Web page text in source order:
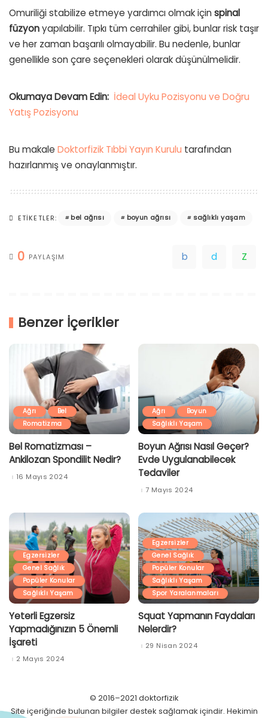
Omuriliği stabilize etmeye yardımcı olmak için spinal
füzyonyapılabilir. Tıpkı tüm cerrahiler gibi, bunlar risk taşır
ve her zaman başarılı olmayabilir. Bu nedenle, bunlar
genellikle son çare seçenekleri olarak düşünülmelidir.
Okumaya Devam Edin: İdeal Uyku Pozisyonu ve Doğru
Yatış Pozisyonu
Bu makale Doktorfizik Tıbbi Yayın Kurulu tarafından
hazırlanmış ve onaylanmıştır.
ETIKETLER: bel ağrısı boyun ağrısı sağlıklı yaşam
0 PAYLAŞIM
Benzer İçerikler
Ağrı
Bel
Romatizma
Bel Romatizması –
Ankilozan Spondilit Nedir?
16 Mayıs 2024
Ağrı
Boyun
Sağlıklı Yaşam
Boyun Ağrısı Nasıl Geçer?
Evde Uygulanabilecek
Tedaviler
7 Mayıs 2024
Egzersizler
Genel Sağlık
Popüler Konular
Sağlıklı Yaşam
Yeterli Egzersiz
Yapmadığınızın 5 Önemli
İşareti
2 Mayıs 2024
Egzersizler
Genel Sağlık
Popüler Konular
Sağlıklı Yaşam
Spor Yaralanmaları
Squat Yapmanın Faydaları
Nelerdir?
29 Nisan 2024
© 2016–2021 doktorfizik
Site içeriğinde bulunan bilgiler destek sağlamak içindir. Hekimin